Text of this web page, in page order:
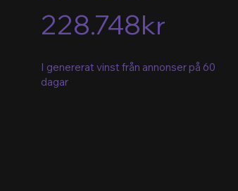
228.748kr
I genererat vinst från annonser på 60
dagar